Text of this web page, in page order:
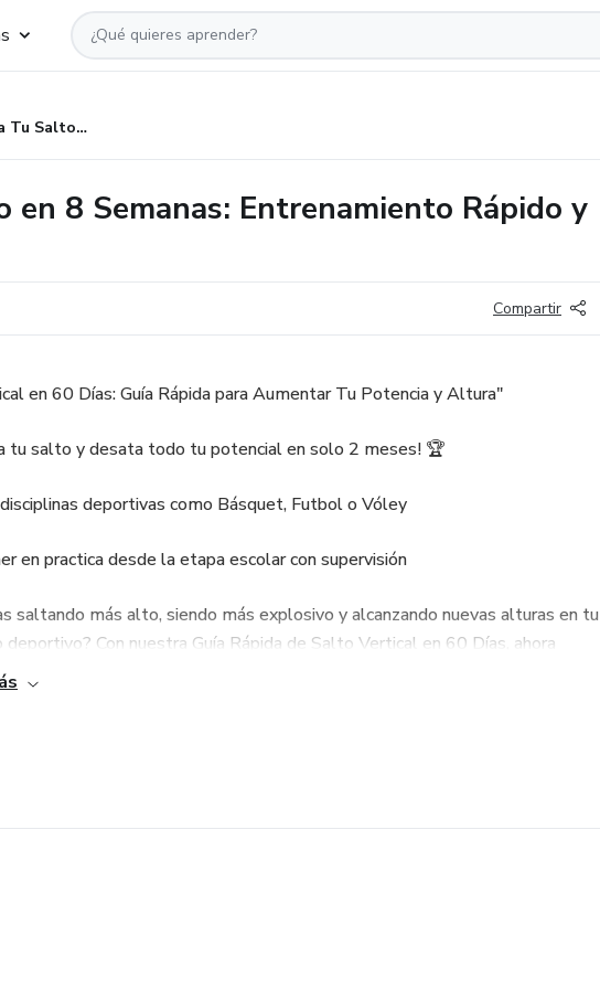
"Transforma Tu Salto en 8 Semanas: Entrenamiento Rápido y Efectivo"
8 Semanas: Entrenamiento Rápido y
Compartir
en 60 Días: Guía Rápida para Aumentar Tu Potencia y Altura"
tu salto y desata todo tu potencial en solo 2 meses! 🏆
deportivas como Básquet, Futbol o Vóley
en practica desde la etapa escolar con supervisión
saltando más alto, siendo más explosivo y alcanzando nuevas alturas en tu
deportivo? Con nuestra Guía Rápida de Salto Vertical en 60 Días, ahora
realidad ese sueño. Diseñada por expertos en acondicionamiento físico, esta